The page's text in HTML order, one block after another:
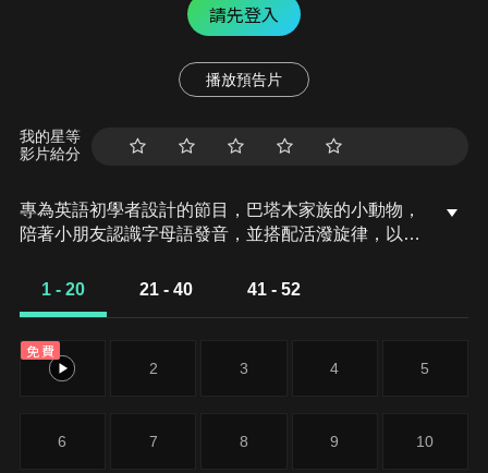
請先登入
播放預告片
我的星等
影片給分
專為英語初學者設計的節目，巴塔木家族的小動物，
陪著小朋友認識字母語發音，並搭配活潑旋律，以唸
What Would You Wish If You Had Three Wishes
1 - 20 21 - 40 41 - 52
免費
1 2 3 4 5
6 7 8 9 10